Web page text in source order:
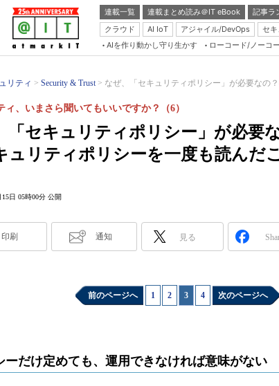
連載一覧 連載まとめ読み＠IT eBook 記事ラ
クラウド
AI IoT アジャイル/DevOps セキ
AIを作り動かし守り生かす ローコード/ノーコ
リティ Security & Trust なぜ、「セキュリティポリシー」が必要なの
「セキュリティポリシー」が必
ュリティポリシーを一度も読んだ
ィ、いまさら聞いてもいいですか？（6）
15日 05時00分 公開
印刷 通知 見る
前のページへ 1 2 3 4 次のページへ
ーだけ定めても、運用できなければ意味がない